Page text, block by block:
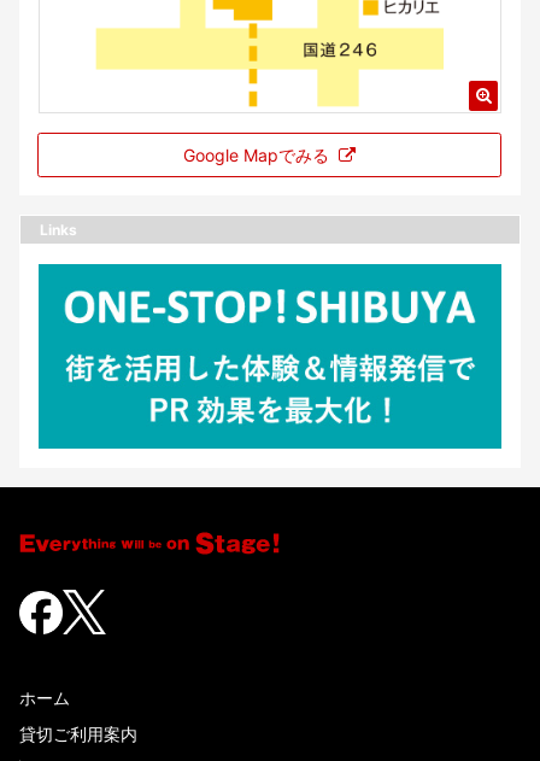
Google Mapでみる
Links
ホーム
貸切ご利用案内